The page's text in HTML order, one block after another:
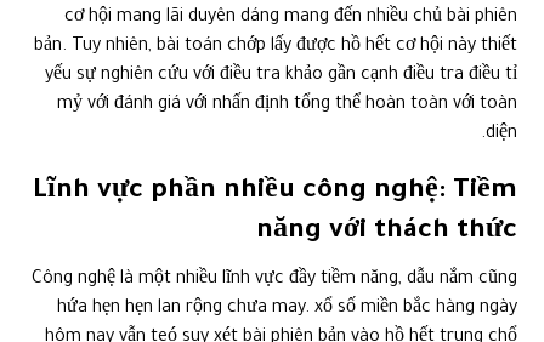
cơ hội mang lãi duyên dáng mang đến nhiều chủ bài phiên
bản. Tuy nhiên, bài toán chớp lấy được hồ hết cơ hội này thiết
yếu sự nghiên cứu với điều tra khảo gần cạnh điều tra điều tỉ
mỷ với đánh giá với nhấn định tổng thể hoàn toàn với toàn
diện.
Lĩnh vực phần nhiều công nghệ: Tiềm
năng với thách thức
Công nghệ là một nhiều lĩnh vực đầy tiềm năng, dẫu nắm cũng
hứa hẹn hẹn lan rộng chưa may. xổ số miền bắc hàng ngày